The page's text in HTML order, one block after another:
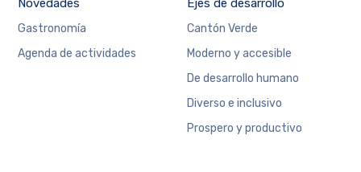
Novedades
Gastronomía
Agenda de actividades
Ejes de desarrollo
Cantón Verde
Moderno y accesible
De desarrollo humano
Diverso e inclusivo
Prospero y productivo